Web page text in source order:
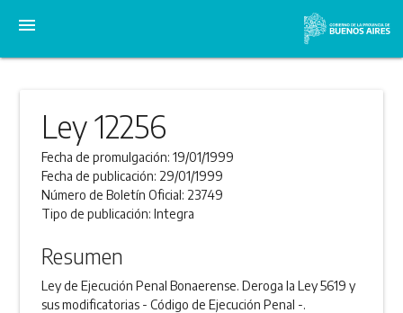
menu
Ley 12256
Fecha de promulgación:19/01/1999
Fecha de publicación: 29/01/1999
Número de Boletín Oficial: 23749
Tipo de publicación:Integra
Resumen
Ley de Ejecución Penal Bonaerense. Deroga la Ley 5619 y
sus modificatorias - Código de Ejecución Penal -.